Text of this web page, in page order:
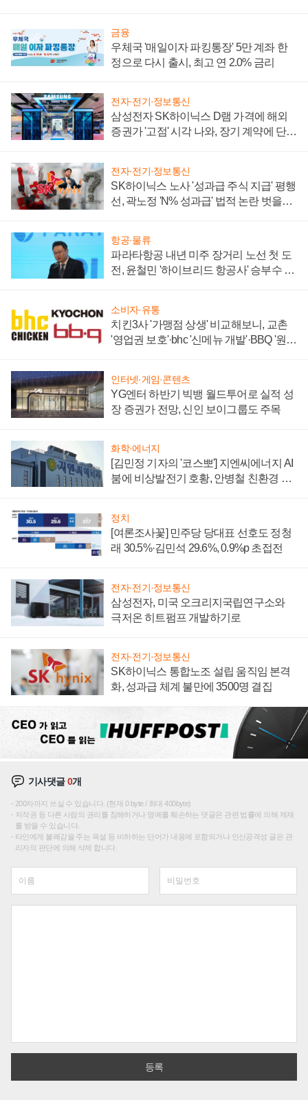
금융
우체국 '매일이자 파킹통장' 5만 계좌 한
정으로 다시 출시, 최고 연 2.0% 금리
전자·전기·정보통신
삼성전자 SK하이닉스 D램 가격에 해외
증권가 '고점' 시각 나와, 장기 계약에 단점
전자·전기·정보통신
SK하이닉스 노사 '성과급 주식 지급' 평행
선, 곽노정 'N% 성과급' 법적 논란 벗을지
항공·물류
파라타항공 내년 미주 장거리 노선 첫 도
전, 윤철민 '하이브리드 항공사' 승부수 통
소비자·유통
치킨3사 '가맹점 상생' 비교해보니, 교촌
'영업권 보호'·bhc '신메뉴 개발'·BBQ '원가
인터넷·게임·콘텐츠
YG엔터 하반기 빅뱅 월드투어로 실적 성
장 증권가 전망, 신인 보이그룹도 주목
화학·에너지
[김민정 기자의 '코스뽀'] 지엔씨에너지 AI
붐에 비상발전기 호황, 안병철 친환경 에
정치
[여론조사꽃] 민주당 당대표 선호도 정청
래 30.5%·김민석 29.6%, 0.9%p 초접전
전자·전기·정보통신
삼성전자, 미국 오크리지국립연구소와
극저온 히트펌프 개발하기로
전자·전기·정보통신
SK하이닉스 통합노조 설립 움직임 본격
화, 성과급 체계 불만에 3500명 결집
기사댓글0개
200자까지 쓰실 수 있습니다. (현재 0 byte / 최대 400byte)
저작권 등 다른 사람의 권리를 침해하거나 명예를 훼손하는 댓글은 관련 법률에 의해 제재
를 받을 수 있습니다.
타인에게 불쾌감을 주는 욕설 등 비하하는 단어가 내용에 포함되거나 인신공격성 글은 관
리자의 판단에 의해 삭제 합니다.